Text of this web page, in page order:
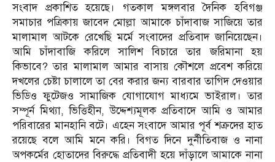
সংবাদ প্রকাশিত হয়েছে। গতকাল মঙ্গলবার দৈনিক হবিগঞ্জ
সমাচার পত্রিকায় জাবেদ মোল্লা আমাকে চাঁদাবাজ সাজিয়ে তার
মালামাল আটকে রেখেছি মর্মে সংবাদের প্রতিবাদ জানিয়েছেন।
আমি চাঁদাবাজি করিলে সালিশ বিচারে তার জরিমানা হয়
কিভাবে? তার মালামাল আমার বাসায় কৌশলে প্রবেশ করিয়ে
দখলের চেষ্টা চালালে তা বের করার জন্য বারবার তাগিদ দেওয়ার
ভিডিও ফুটেজও সামাজিক যোগাযোগ মাধ্যমে ভাইরাল। তার
সম্পূর্ন মিথ্যা, ভিত্তিহীন, উদ্দেশ্যমূলক প্রতিবাদে আমি ও আমার
পরিবারের মানহানি বটে। এহেন সংবাদে আমার পূর্ব শক্রদের হাত
রয়েছে বলে আমি মনে করি। বিগত দিনে দুর্নীতিবাজ ও নানা
অপকর্মের হোতাদের বিরুদ্ধে প্রতিবাদী হয়ে দাঁড়ালে আমাকে নানা